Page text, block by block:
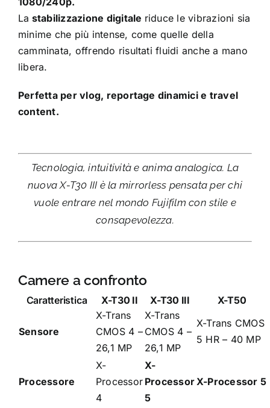
La stabilizzazione digitale riduce le vibrazioni sia
minime che più intense, come quelle della
camminata, offrendo risultati fluidi anche a mano
libera.
Perfetta per vlog, reportage dinamici e travel
content.
Tecnologia, intuitività e anima analogica. La
nuova X-T30 III è la mirrorless pensata per chi
vuole entrare nel mondo Fujifilm con stile e
consapevolezza.
Camere a confronto
Caratteristica X-T30 II X-T30 III X-T50
Sensore
X-Trans
CMOS 4 –
26,1 MP
X-Trans
CMOS 4 –
26,1 MP
X-Trans CMOS
5 HR – 40 MP
Processore
X-
Processor
4
X-
Processor
5
X-Processor 5